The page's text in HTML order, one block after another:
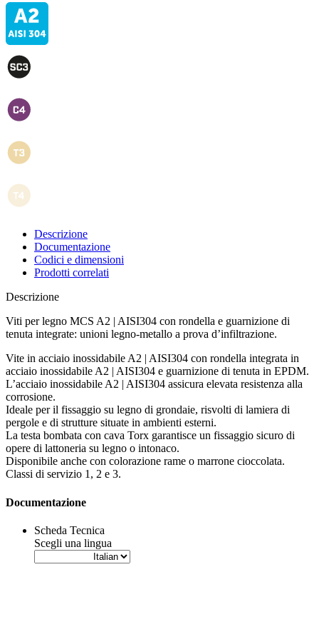
Descrizione
Documentazione
Codici e dimensioni
Prodotti correlati
Descrizione
Viti per legno MCS A2 | AISI304 con rondella e guarnizione di
tenuta integrate: unioni legno-metallo a prova d’infiltrazione.
Vite in acciaio inossidabile A2 | AISI304 con rondella integrata in
acciaio inossidabileA2 | AISI304 e guarnizione di tenuta in EPDM.
L’acciaio inossidabileA2 | AISI304 assicura elevata resistenza alla
corrosione.
Ideale per il fissaggio su legno di grondaie, risvolti di lamiera di
pergole e di strutture situate in ambienti esterni.
La testa bombata con cava Torx garantisce un fissaggio sicuro di
opere di lattoneria su legno o intonaco.
Disponibile anche con colorazione rame o marrone cioccolata.
Classi di servizio 1, 2 e 3.
Documentazione
Scheda Tecnica
Scegli una lingua